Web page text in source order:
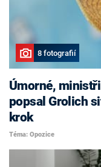
8 fotografií
Úmorné,
popsal Grolich
krok
Téma: Opozice